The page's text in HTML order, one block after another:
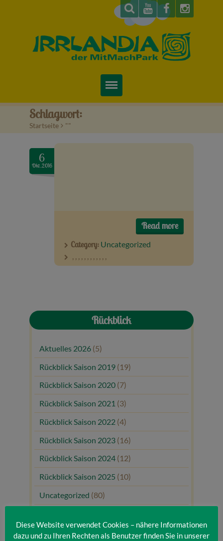
Startseite
Tickets
Veranstaltungen
Baumpaten
Schlagwort:
Startseite > ""
6
Okt..2016
Read more
Category: Uncategorized
, , , , , , , , , , , ,
Rückblick
Aktuelles 2026 (5)
Rückblick Saison 2019 (19)
Rückblick Saison 2020 (7)
Rückblick Saison 2021 (3)
Rückblick Saison 2022 (4)
Rückblick Saison 2023 (16)
Rückblick Saison 2024 (12)
Rückblick Saison 2025 (10)
Uncategorized (80)
Diese Website verwendet Cookies – nähere Informationen
dazu und zu Ihren Rechten als Benutzer finden Sie in unserer